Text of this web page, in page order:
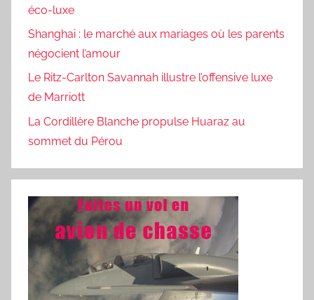
éco-luxe
Shanghai : le marché aux mariages où les parents
négocient l’amour
Le Ritz-Carlton Savannah illustre l’offensive luxe
de Marriott
La Cordillère Blanche propulse Huaraz au
sommet du Pérou